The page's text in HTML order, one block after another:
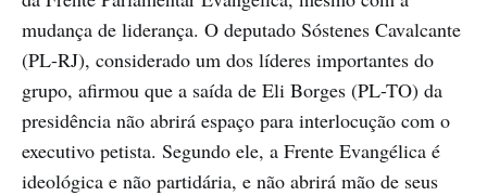
mudança de liderança. O deputado Sóstenes Cavalcante
(PL-RJ), considerado um dos líderes importantes do
grupo, afirmou que a saída de Eli Borges (PL-TO) da
presidência não abrirá espaço para interlocução com o
executivo petista. Segundo ele, a Frente Evangélica é
ideológica e não partidária, e não abrirá mão de seus